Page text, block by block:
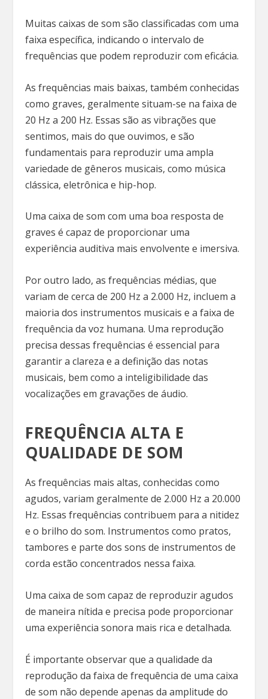
Muitas caixas de som são classificadas com uma
faixa específica, indicando o intervalo de
frequências que podem reproduzir com eficácia.
As frequências mais baixas, também conhecidas
como graves, geralmente situam-se na faixa de
20 Hz a 200 Hz. Essas são as vibrações que
sentimos, mais do que ouvimos, e são
fundamentais para reproduzir uma ampla
variedade de gêneros musicais, como música
clássica, eletrônica e hip-hop.
Uma caixa de som com uma boa resposta de
graves é capaz de proporcionar uma
experiência auditiva mais envolvente e imersiva.
Por outro lado, as frequências médias, que
variam de cerca de 200 Hz a 2.000 Hz, incluem a
maioria dos instrumentos musicais e a faixa de
frequência da voz humana. Uma reprodução
precisa dessas frequências é essencial para
garantir a clareza e a definição das notas
musicais, bem como a inteligibilidade das
vocalizações em gravações de áudio.
FREQUÊNCIA ALTA E
QUALIDADE DE SOM
As frequências mais altas, conhecidas como
agudos, variam geralmente de 2.000 Hz a 20.000
Hz. Essas frequências contribuem para a nitidez
e o brilho do som. Instrumentos como pratos,
tambores e parte dos sons de instrumentos de
corda estão concentrados nessa faixa.
Uma caixa de som capaz de reproduzir agudos
de maneira nítida e precisa pode proporcionar
uma experiência sonora mais rica e detalhada.
É importante observar que a qualidade da
reprodução da faixa de frequência de uma caixa
de som não depende apenas da amplitude do